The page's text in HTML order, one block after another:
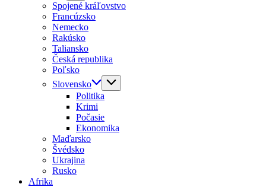
Spojené kráľovstvo
Francúzsko
Nemecko
Rakúsko
Taliansko
Česká republika
Poľsko
Slovensko
Politika
Krimi
Počasie
Ekonomika
Maďarsko
Švédsko
Ukrajina
Rusko
Afrika